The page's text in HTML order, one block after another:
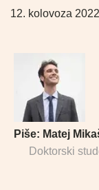
12. kolovoza
Piše: Matej
Doktorski